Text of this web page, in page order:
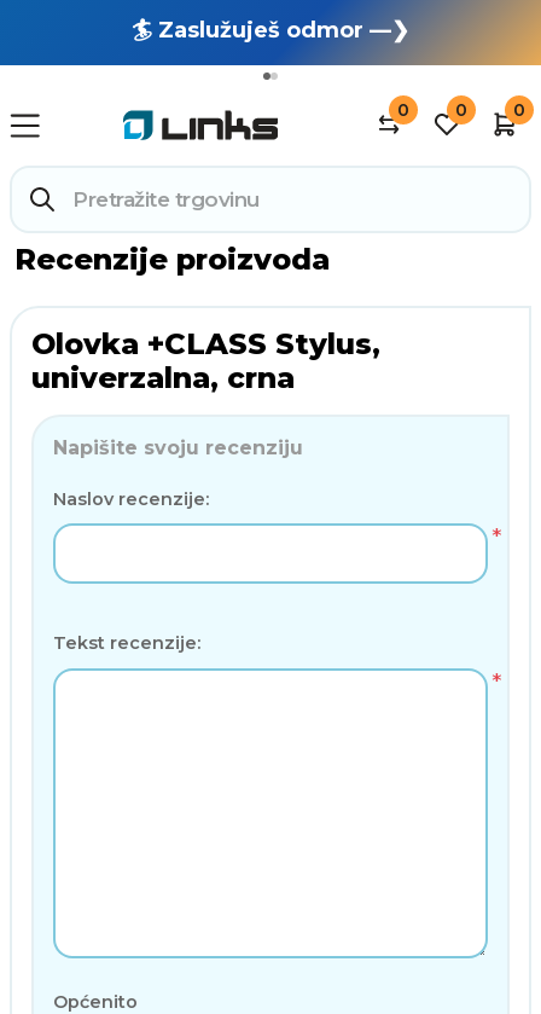
🏄 Zaslužuješ odmor —❯
🔥 OUTLET: TOTALNA RASPRODAJA —❯
0 0 0
Recenzije proizvoda
Olovka +CLASS Stylus,
univerzalna, crna
Napišite svoju recenziju
Naslov recenzije:
*
Tekst recenzije:
*
Općenito